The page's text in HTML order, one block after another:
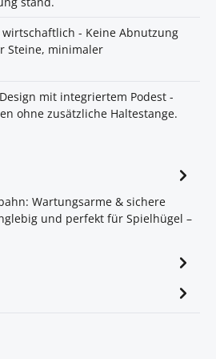
- Keine Abnutzung
Steine, minimaler
mit integriertem Podest -
ohne zusätzliche Haltestange.
Wartungsarme & sichere
und perfekt für Spielhügel –